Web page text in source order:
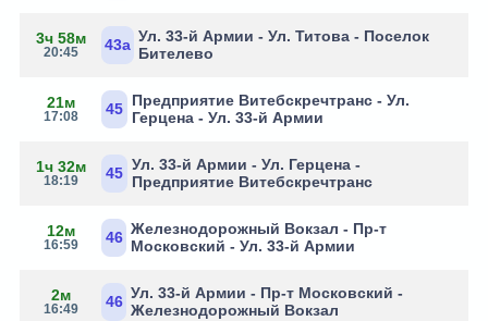
3ч 58м
20:45 43а Ул. 33-й Армии - Ул. Титова - Поселок
Бителево
21м
17:08 45 Предприятие Витебскречтранс - Ул.
Герцена - Ул. 33-й Армии
1ч 32м
18:19 45 Ул. 33-й Армии - Ул. Герцена -
Предприятие Витебскречтранс
12м
16:59 46 Железнодорожный Вокзал - Пр-т
Московский - Ул. 33-й Армии
2м
16:49 46 Ул. 33-й Армии - Пр-т Московский -
Железнодорожный Вокзал